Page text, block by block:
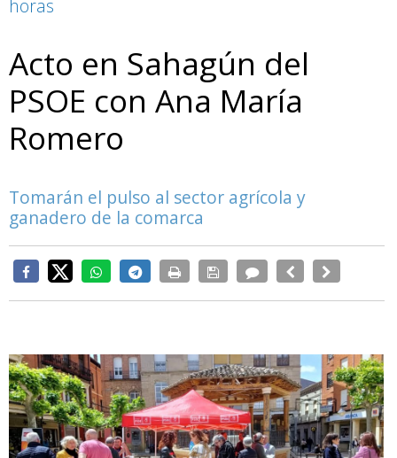
horas
Acto en Sahagún del
PSOE con Ana María
Romero
Tomarán el pulso al sector agrícola y
ganadero de la comarca